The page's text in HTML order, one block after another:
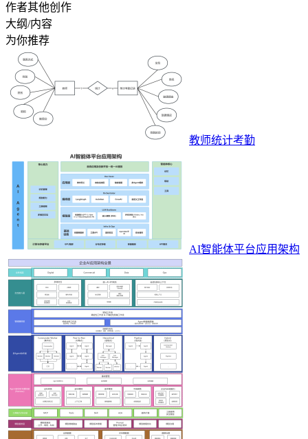
作者其他创作
大纲/内容
为你推荐
教师统计考勤
AI智能体平台应用架构